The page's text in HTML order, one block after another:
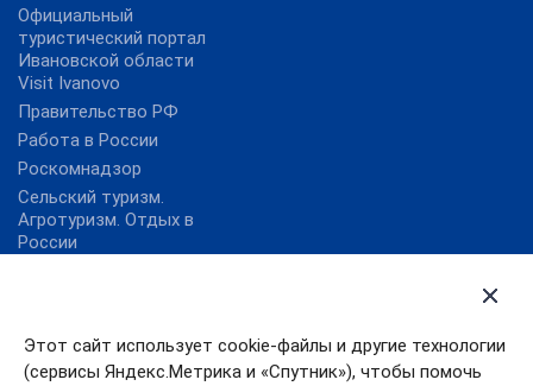
Этот сайт использует cookie-файлы и другие технологии
(сервисы Яндекс.Метрика и «Спутник»), чтобы помочь
Официальный
туристический портал
Ивановской области
Visit Ivanovo
Правительство РФ
Работа в России
Роскомнадзор
Сельский туризм.
Агротуризм. Отдых в
России
Губернатор Ивановской
области